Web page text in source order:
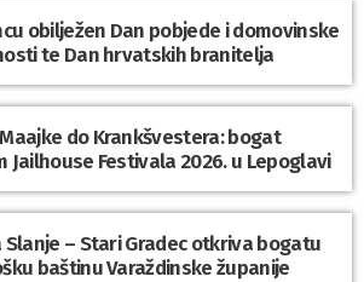
obilježen Dan pobjede i domovinske
te Dan hrvatskih branitelja
do Krankšvestera: bogat
Jailhouse Festivala 2026. u Lepoglavi
Slanje – Stari Gradec otkriva bogatu
baštinu Varaždinske županije